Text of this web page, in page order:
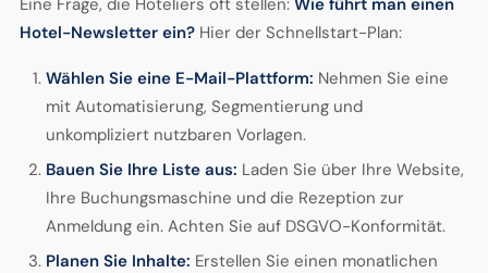
Eine Frage, die Hoteliers oft stellen: Wie führt man einen
Hotel-Newsletter ein?Hier der Schnellstart-Plan:
Wählen Sie eine E-Mail-Plattform: Nehmen Sie eine
mit Automatisierung, Segmentierung und
unkompliziert nutzbaren Vorlagen.
Bauen Sie Ihre Liste aus: Laden Sie über Ihre Website,
Ihre Buchungsmaschine und die Rezeption zur
Anmeldung ein. Achten Sie auf DSGVO-Konformität.
Planen Sie Inhalte: Erstellen Sie einen monatlichen